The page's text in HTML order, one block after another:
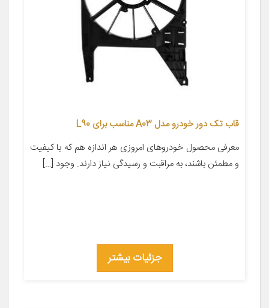
قاب تک دور خودرو مدل A03 مناسب برای L90
معرفی محصول خودروهای امروزی هر اندازه هم که با کیفیت
و مطمئن باشند، به مراقبت و رسیدگی نیاز دارند. وجود […]
جزئیات بیشتر